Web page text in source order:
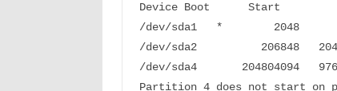
Device Boot Start
/dev/sda1 * 2048
/dev/sda2 206848
/dev/sda4 204804094
Partition 4 does not start on